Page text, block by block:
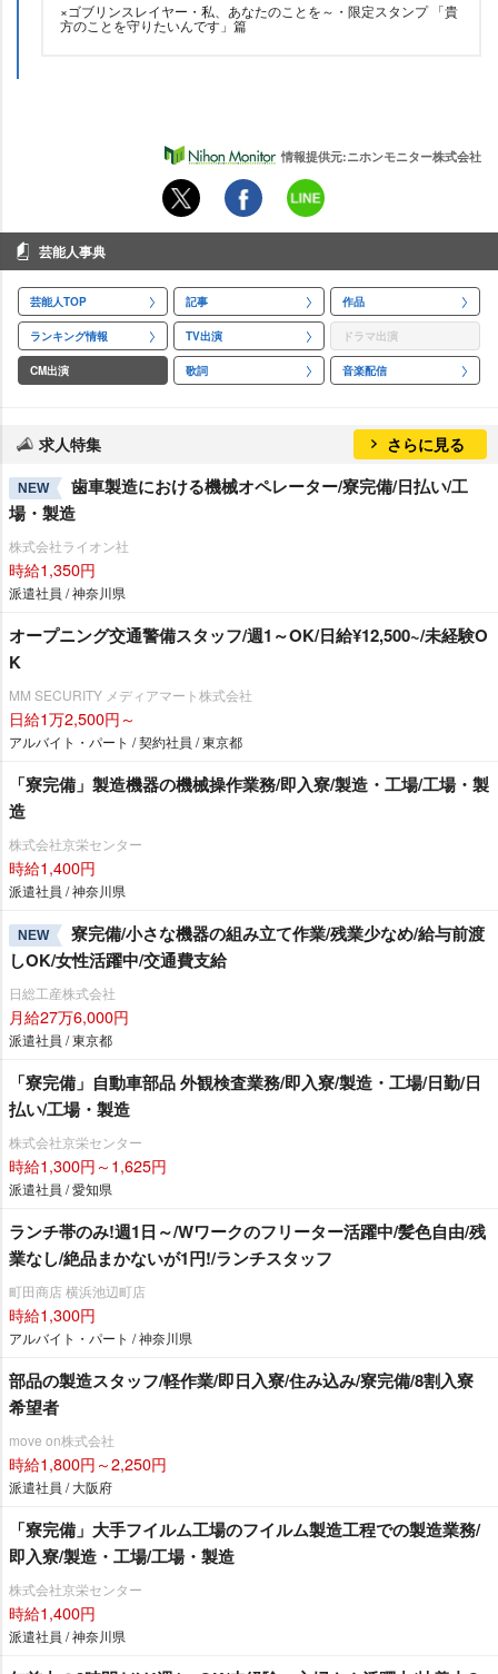
×ゴブリンスレイヤー・私、あなたのことを～・限定スタンプ 「貴
方のことを守りたいんです」篇
情報提供元:ニホンモニター株式会社
芸能人事典
芸能人TOP 記事 作品
ランキング情報 TV出演 ドラマ出演
CM出演 歌詞 音楽配信
求人特集 さらに見る
NEW
歯車製造における機械オペレーター/寮完備/日払い/工
場・製造
株式会社ライオン社
時給1,350円
派遣社員 / 神奈川県
オープニング交通警備スタッフ/週1～OK/日給¥12,500~/未経験O
K
MM SECURITY メディアマート株式会社
日給1万2,500円～
アルバイト・パート / 契約社員 / 東京都
「寮完備」製造機器の機械操作業務/即入寮/製造・工場/工場・製
造
株式会社京栄センター
時給1,400円
派遣社員 / 神奈川県
NEW
寮完備/小さな機器の組み立て作業/残業少なめ/給与前渡
しOK/女性活躍中/交通費支給
日総工産株式会社
月給27万6,000円
派遣社員 / 東京都
「寮完備」自動車部品 外観検査業務/即入寮/製造・工場/日勤/日
払い/工場・製造
株式会社京栄センター
時給1,300円～1,625円
派遣社員 / 愛知県
ランチ帯のみ!週1日～/Wワークのフリーター活躍中/髪色自由/残
業なし/絶品まかないが1円!/ランチスタッフ
町田商店 横浜池辺町店
時給1,300円
アルバイト・パート / 神奈川県
部品の製造スタッフ/軽作業/即日入寮/住み込み/寮完備/8割入寮
希望者
move on株式会社
時給1,800円～2,250円
派遣社員 / 大阪府
「寮完備」大手フイルム工場のフイルム製造工程での製造業務/
即入寮/製造・工場/工場・製造
株式会社京栄センター
時給1,400円
派遣社員 / 神奈川県